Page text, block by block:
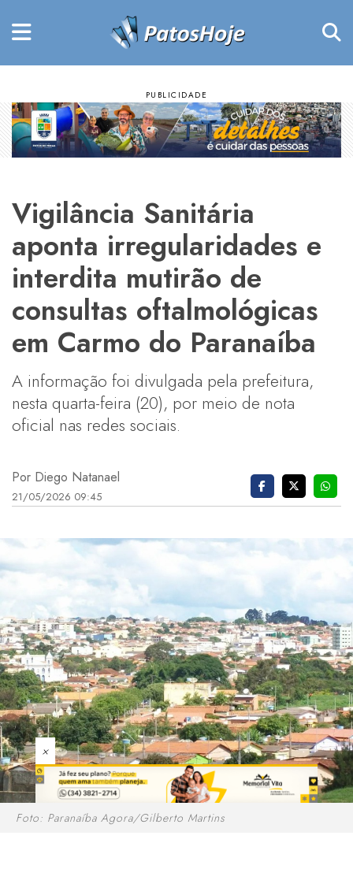
Vigilância Sanitária
aponta irregularidades e
interdita mutirão de
consultas oftalmológicas
em Carmo do Paranaíba
A informação foi divulgada pela prefeitura,
nesta quarta-feira (20), por meio de nota
oficial nas redes sociais.
Por Diego Natanael
21/05/2026 09:45
×
Foto: Paranaíba Agora/Gilberto Martins